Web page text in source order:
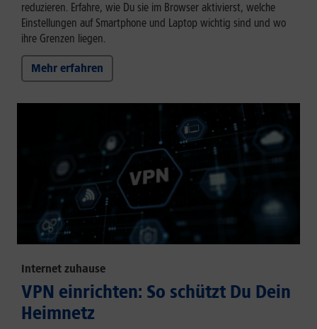
reduzieren. Erfahre, wie Du sie im Browser aktivierst, welche
Einstellungen auf Smartphone und Laptop wichtig sind und wo
ihre Grenzen liegen.
Mehr erfahren
Internet zuhause
VPN einrichten: So schützt Du Dein
Heimnetz